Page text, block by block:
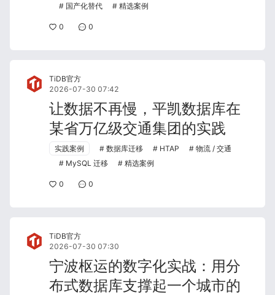
国产化替代
精选案例
0 0
TiDB官方
2026-07-30 07:42
让数据不再慢，平凯数据库在
某省万亿级交通集团的实践
实践案例 数据库迁移 HTAP
物流 / 交通
MySQL 迁移
精选案例
0 0
TiDB官方
2026-07-30 07:30
宁波枢运的数字化实战：用分
布式数据库支撑起一个城市的